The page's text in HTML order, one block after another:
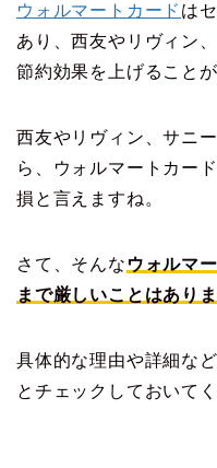
ウォルマートカード は
あり、西友やリヴィン
節約効果を上げることが
西友やリヴィン、サニ
ら、ウォルマートカー
損と言えますね。
さて、そんな ウォルマ
まで厳しいことはありま
具体的な理由や詳細な
とチェックしておいてく